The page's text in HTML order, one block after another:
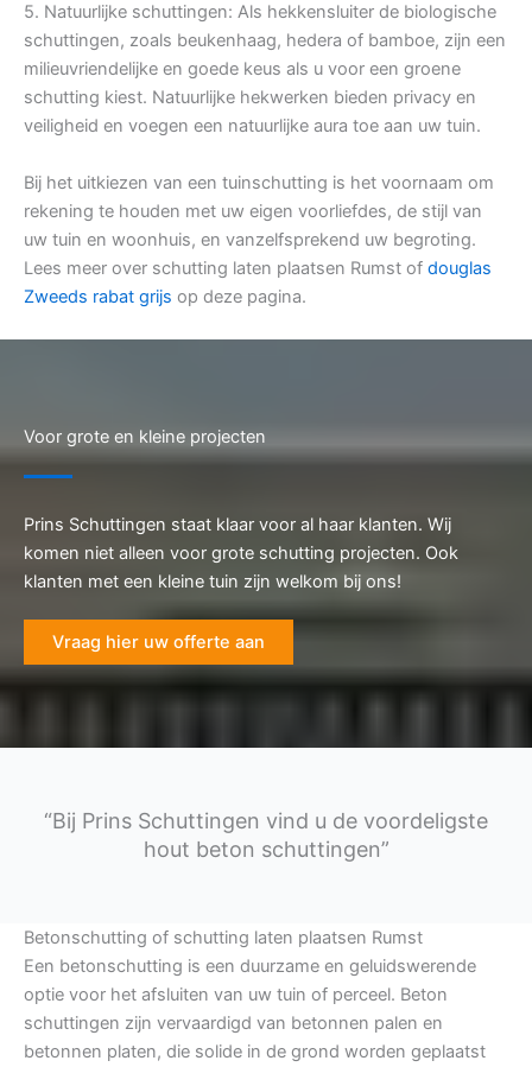
5. Natuurlijke schuttingen: Als hekkensluiter de biologische
schuttingen, zoals beukenhaag, hedera of bamboe, zijn een
milieuvriendelijke en goede keus als u voor een groene
schutting kiest. Natuurlijke hekwerken bieden privacy en
veiligheid en voegen een natuurlijke aura toe aan uw tuin.
Bij het uitkiezen van een tuinschutting is het voornaam om
rekening te houden met uw eigen voorliefdes, de stijl van
uw tuin en woonhuis, en vanzelfsprekend uw begroting.
Lees meer over schutting laten plaatsen Rumst of douglas
Zweeds rabat grijs op deze pagina.
Voor grote en kleine projecten
Prins Schuttingen staat klaar voor al haar klanten. Wij
komen niet alleen voor grote schutting projecten. Ook
klanten met een kleine tuin zijn welkom bij ons!
Vraag hier uw offerte aan
“Bij Prins Schuttingen vind u de voordeligste
hout beton schuttingen”
Betonschutting of schutting laten plaatsen Rumst
Een betonschutting is een duurzame en geluidswerende
optie voor het afsluiten van uw tuin of perceel. Beton
schuttingen zijn vervaardigd van betonnen palen en
betonnen platen, die solide in de grond worden geplaatst